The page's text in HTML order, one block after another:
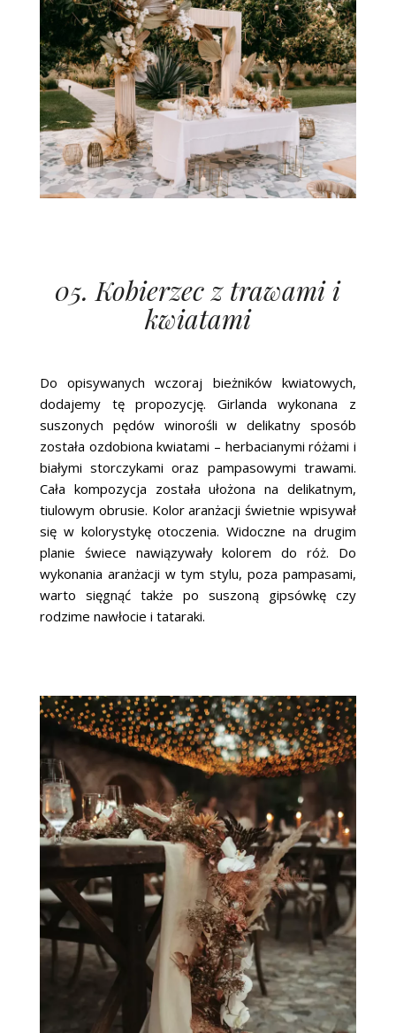
05. Kobierzec z trawami i
kwiatami
Do opisywanych wczoraj bieżników kwiatowych,
dodajemy tę propozycję. Girlanda wykonana z
suszonych pędów winorośli w delikatny sposób
została ozdobiona kwiatami – herbacianymi różami i
białymi storczykami oraz pampasowymi trawami.
Cała kompozycja została ułożona na delikatnym,
tiulowym obrusie. Kolor aranżacji świetnie wpisywał
się w kolorystykę otoczenia. Widoczne na drugim
planie świece nawiązywały kolorem do róż. Do
wykonania aranżacji w tym stylu, poza pampasami,
warto sięgnąć także po suszoną gipsówkę czy
rodzime nawłocie i tataraki.